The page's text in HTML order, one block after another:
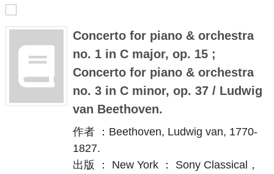
Concerto for piano & orchestra
no. 1 in C major, op. 15 ;
Concerto for piano & orchestra
no. 3 in C minor, op. 37 / Ludwig
van Beethoven.
作者 ：Beethoven, Ludwig van, 1770-
1827.
出版 ： New York ： Sony Classical，